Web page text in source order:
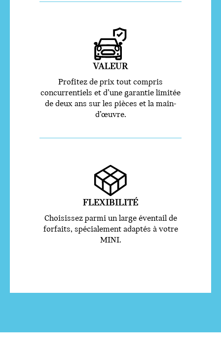
VALEUR
Profitez de prix tout compris
concurrentiels et d’une garantie limitée
de deux ans sur les pièces et la main-
d’œuvre.
FLEXIBILITÉ
Choisissez parmi un large éventail de
forfaits, spécialement adaptés à votre
MINI.